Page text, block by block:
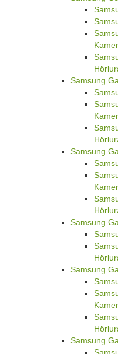
Samsung
Samsung
Samsung
Samsung
Samsung